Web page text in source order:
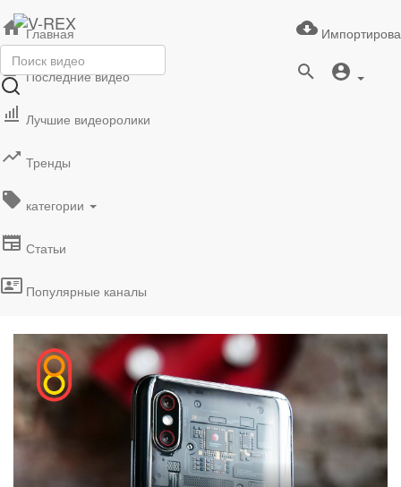
Главная
Последние видео
Лучшие видеоролики
Тренды
категории
Статьи
Популярные каналы